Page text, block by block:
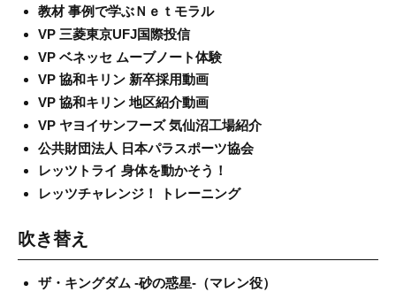
教材 事例で学ぶＮｅｔモラル
VP 三菱東京UFJ国際投信
VP ベネッセ ムーブノート体験
VP 協和キリン 新卒採用動画
VP 協和キリン 地区紹介動画
VP ヤヨイサンフーズ 気仙沼工場紹介
公共財団法人 日本パラスポーツ協会
レッツトライ 身体を動かそう！
レッツチャレンジ！ トレーニング
吹き替え
ザ・キングダム -砂の惑星-（マレン役）